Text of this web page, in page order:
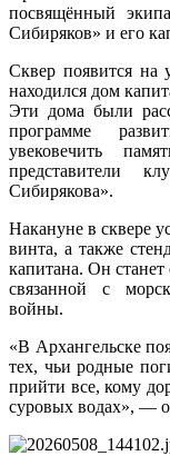
посвящённый
Сибиряков» и его
Сквер появится на
находился дом
Эти дома были
программе
увековечить
представители
Сибирякова».
Накануне в сквере
винта, а также
капитана. Он
связанной с
войны.
«В Архангельске
тех, чьи родные
прийти все, кому
суровых водах», —